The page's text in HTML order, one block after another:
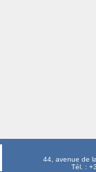
44, avenue de
Tél. :